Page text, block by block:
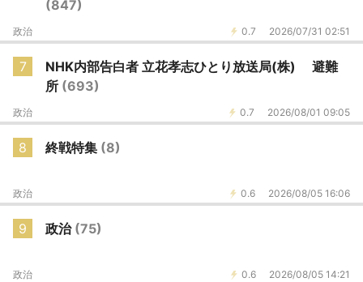
(847)
0.7 2026/07/31 02:51
政治
7
NHK内部告白者 立花孝志ひとり放送局(株) 避難
所 (693)
0.7 2026/08/01 09:05
政治
8 終戦特集 (8)
0.6 2026/08/05 16:06
政治
9 政治 (75)
0.6 2026/08/05 14:21
政治